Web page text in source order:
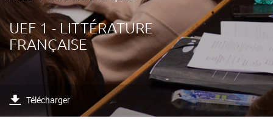
UEF 1 - LITTÉRATURE
FRANÇAISE
Télécharger